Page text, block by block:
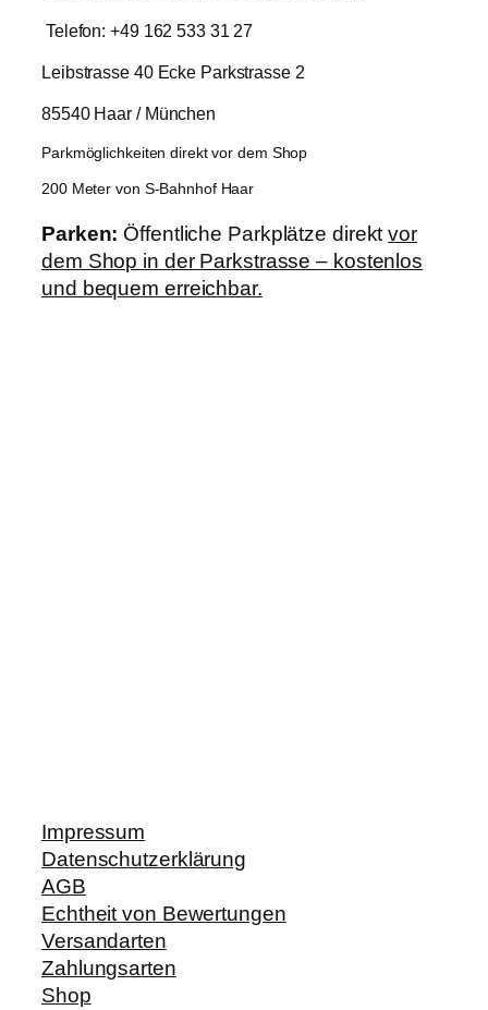
Telefon: +49 162 533 31 27
Leibstrasse 40 Ecke Parkstrasse 2
85540 Haar / München
Parkmöglichkeiten direkt vor dem Shop
200 Meter von S-Bahnhof Haar
Parken: Öffentliche Parkplätze direktvor
dem Shop in der Parkstrasse – kostenlos
und bequem erreichbar.
Impressum
Datenschutzerklärung
AGB
Echtheit von Bewertungen
Versandarten
Zahlungsarten
Shop